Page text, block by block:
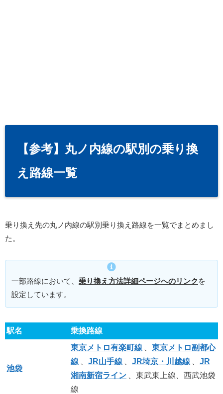
【参考】丸ノ内線の駅別の乗り換
え路線一覧
乗り換え先の丸ノ内線の駅別乗り換え路線を一覧でまとめまし
た。
一部路線において、 乗り換え方法詳細ページへのリンク を
設定しています。
駅名 乗換路線
池袋
東京メトロ有楽町線
東京メトロ副都心
線
JR山手線 JR埼京・川越線
JR
湘南新宿ライン
、東武東上線、西武池袋
線